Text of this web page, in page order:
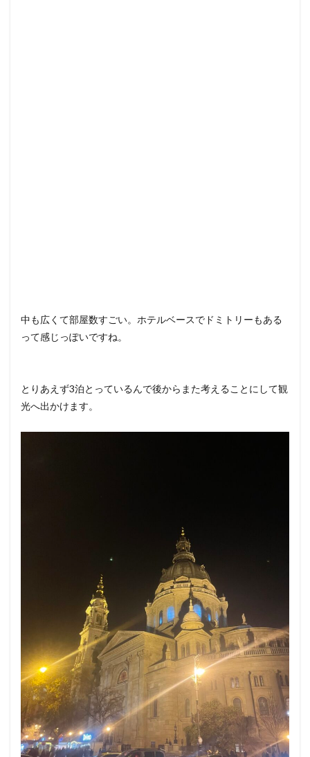
中も広くて部屋数すごい。ホテルベースでドミトリーもある
って感じっぽいですね。
とりあえず3泊とっているんで後からまた考えることにして観
光へ出かけます。